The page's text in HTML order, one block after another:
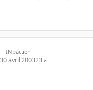
INpactien
avril 200323 a